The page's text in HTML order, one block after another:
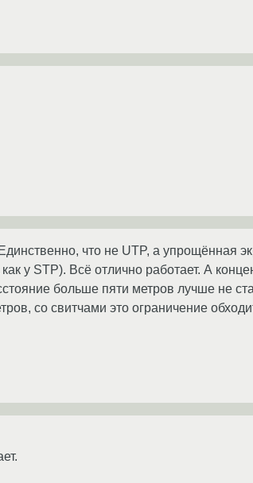
что не UTP, а упрощённая
у STP). Всё отлично работает. А
больше пяти метров лучше не
со свитчами это ограничение